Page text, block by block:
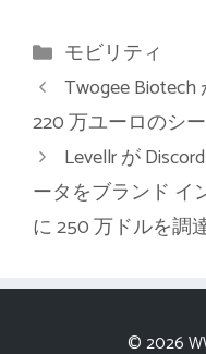
カ
テ
ゴ
リ
ー
モビリティ
Twogee
220 万ユーロのシ
Levellr が
ータをブランド イ
に 250 万ドルを調
© 2026